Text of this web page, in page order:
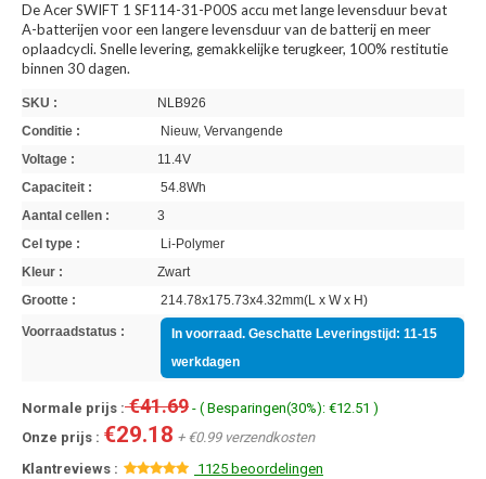
De Acer SWIFT 1 SF114-31-P00S accu met lange levensduur bevat
A-batterijen voor een langere levensduur van de batterij en meer
oplaadcycli. Snelle levering, gemakkelijke terugkeer, 100% restitutie
binnen 30 dagen.
SKU :
NLB926
Conditie :
Nieuw, Vervangende
Voltage :
11.4V
Capaciteit :
54.8Wh
Aantal cellen :
3
Cel type :
Li-Polymer
Kleur :
Zwart
Grootte :
214.78x175.73x4.32mm(L x W x H)
Voorraadstatus :
In voorraad. Geschatte Leveringstijd: 11-15
werkdagen
Normale prijs :€41.69 - ( Besparingen(30%): €12.51 )
Onze prijs : €29.18 + €0.99 verzendkosten
Klantreviews :
1125 beoordelingen